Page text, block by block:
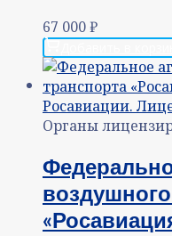
67 000₽
Органы